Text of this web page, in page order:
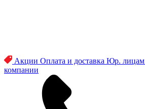
Акции Оплата и доставка Юр. лицам
компании